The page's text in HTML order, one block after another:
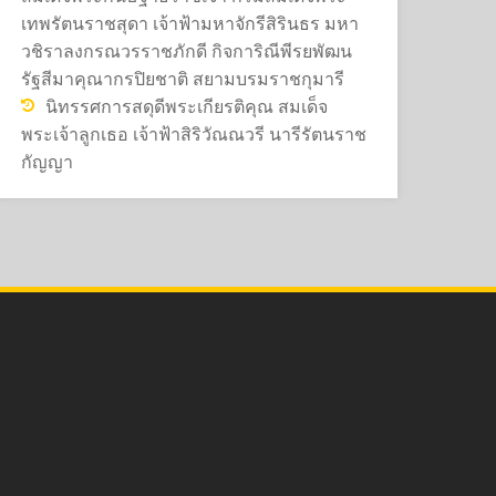
เทพรัตนราชสุดา เจ้าฟ้ามหาจักรีสิรินธร มหา
วชิราลงกรณวรราชภักดี กิจการิณีพีรยพัฒน
รัฐสีมาคุณากรปิยชาติ สยามบรมราชกุมารี
นิทรรศการสดุดีพระเกียรติคุณ สมเด็จ
พระเจ้าลูกเธอ เจ้าฟ้าสิริวัณณวรี นารีรัตนราช
กัญญา